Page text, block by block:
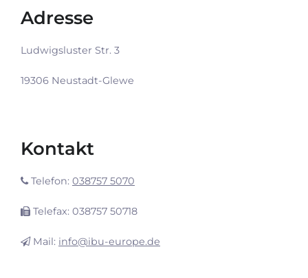
Adresse
Ludwigsluster Str. 3
19306 Neustadt-Glewe
Kontakt
Telefon: 038757 5070
Telefax: 038757 50718
Mail: info@ibu-europe.de